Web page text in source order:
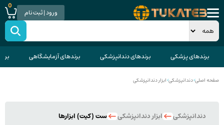
ورود | ثبت نام
0
برندهای پزشکی برندهای دندانپزشکی برندهای آزمایشگاهی
صفحه اصلی>دندانپزشکی>ابزار دندانپزشکی
دندانپزشکی ابزار دندانپزشکی ست (کیت) ابزارها